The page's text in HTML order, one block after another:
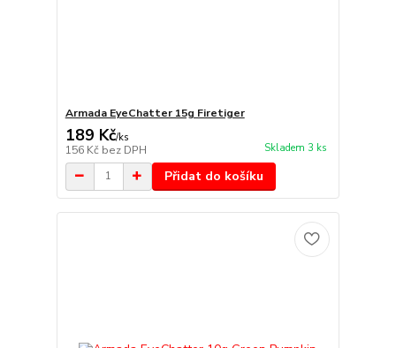
Armada EyeChatter 15g Firetiger
189 Kč/ks
156 Kč bez DPH Skladem 3 ks
Přidat do košíku